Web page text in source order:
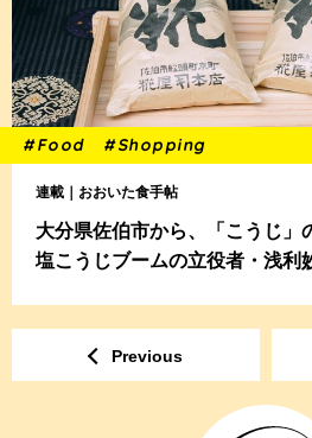
#Food #Shopping
連載｜おおいた食手帖
大分県佐伯市から、「こうじ」
塩こうじブームの立役者・浅利
Previous